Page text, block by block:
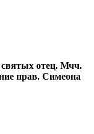
отец. Мчч.
прав. Симеона